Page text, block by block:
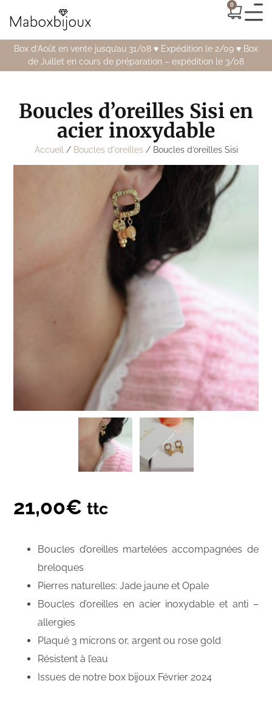
0
Box d’Août en vente jusqu’au 31/08 ♥️ Expédition le 2/09 ♥️ Box
de Juillet en cours de préparation – expédition le 3/08
Boucles d’oreilles Sisi en
acier inoxydable
Accueil / Boucles d'oreilles / Boucles d’oreilles Sisi
21,00€ ttc
Boucles d’oreilles martelées accompagnées de
breloques
Pierres naturelles: Jade jaune et Opale
Boucles d’oreilles en acier inoxydable et anti –
allergies
Plaqué 3 microns or, argent ou rose gold
Résistent à l’eau
Issues de notre box bijoux Février 2024